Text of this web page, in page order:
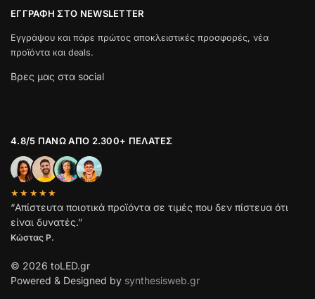
ΕΓΓΡΑΦΉ ΣΤΟ NEWSLETTER
Εγγράψου και πάρε πρώτος αποκλειστικές προσφορές, νέα
προϊόντα και deals.
Βρες μας στα social
4.8/5 ΠΆΝΩ ΑΠΌ 2.300+ ΠΕΛΆΤΕΣ
★★★★★
“Απίστευτα ποιοτικά προϊόντα σε τιμές που δεν πίστευα ότι
είναι δυνατές.”
Κώστας Ρ.
© 2026 toLED.gr
Powered & Designed by synthesisweb.gr